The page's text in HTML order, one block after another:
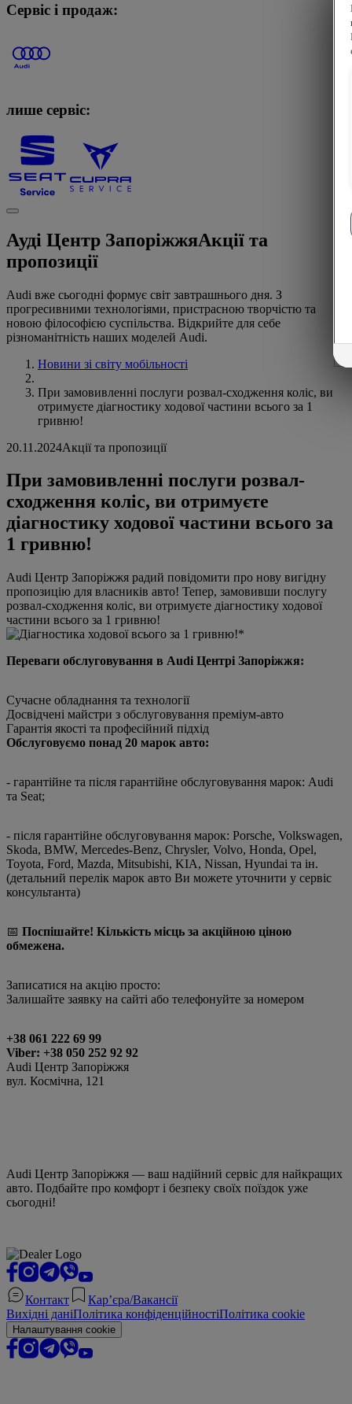
Сервіс і продаж:
лише сервіс:
Ауді Центр ЗапоріжжяАкції та
пропозиції
Audi вже сьогодні формує світ завтрашнього дня. З
прогресивними технологіями, пристрасною творчістю та
новою філософією суспільства. Відкрийте для себе
різноманітність наших моделей Audi.
Новини зі світу мобільності
При замовивленні послуги розвал-сходження коліс, ви
отримуєте діагностику ходової частини всього за 1
гривню!
20.11.2024Акції та пропозиції
При замовивленні послуги розвал-
сходження коліс, ви отримуєте
діагностику ходової частини всього за
1 гривню!
Audi Центр Запоріжжя радий повідомити про нову вигідну
пропозицію для власників авто! Тепер, замовивши послугу
розвал-сходження коліс, ви отримуєте діагностику ходової
частини всього за 1 гривню!
Переваги обслуговування в Audi Центрі Запоріжжя:
Сучасне обладнання та технології
Досвідчені майстри з обслуговування преміум-авто
Гарантія якості та професійний підхід
Обслуговуємо понад 20 марок авто:
- гарантійне та після гарантійне обслуговування марок: Audi
та Seat;
- після гарантійне обслуговування марок: Porsche, Volkswagen,
Skoda, BMW, Mercedes-Benz, Chrysler, Volvo, Honda, Opel,
Toyota, Ford, Mazda, Mitsubishi, KIA, Nissan, Hyundai та ін.
(детальний перелік марок авто Ви можете уточнити у сервіс
консультанта)
📅 Поспішайте! Кількість місць за акційною ціною
обмежена.
Записатися на акцію просто:
Залишайте заявку на сайті або телефонуйте за номером
+38 061 222 69 99
Viber: +38 050 252 92 92
Audi Центр Запоріжжя
вул. Космічна, 121
Audi Центр Запоріжжя — ваш надійний сервіс для найкращих
авто. Подбайте про комфорт і безпеку своїх поїздок уже
сьогодні!
Контакт
Кар’єра/Вакансії
Вихідні даніПолітика конфіденційностіПолітика cookie
Налаштування cookie